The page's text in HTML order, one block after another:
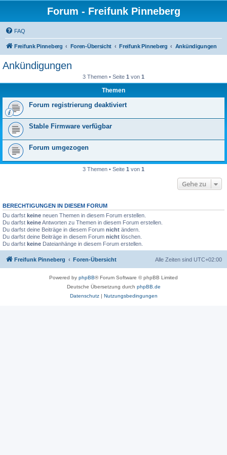
Forum - Freifunk Pinneberg
FAQ
Freifunk Pinneberg Foren-Übersicht Freifunk Pinneberg Ankündigungen
Ankündigungen
3 Themen • Seite 1 von 1
Themen
Forum registrierung deaktiviert
Stable Firmware verfügbar
Forum umgezogen
3 Themen • Seite 1 von 1
Gehe zu
BERECHTIGUNGEN IN DIESEM FORUM
Du darfst keine neuen Themen in diesem Forum erstellen.
Du darfst keineAntworten zu Themen in diesem Forum erstellen.
Du darfst deine Beiträge in diesem Forum nicht ändern.
Du darfst deine Beiträge in diesem Forum nicht löschen.
Du darfst keine Dateianhänge in diesem Forum erstellen.
Freifunk Pinneberg Foren-Übersicht Alle Zeiten sind UTC+02:00
Powered by phpBB® Forum Software © phpBB Limited
Deutsche Übersetzung durch phpBB.de
Datenschutz| Nutzungsbedingungen